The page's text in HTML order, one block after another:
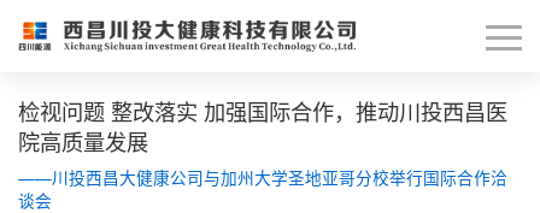
检视问题 整改落实 加强国际合作，推动川投西昌医
院高质量发展
——川投西昌大健康公司与加州大学圣地亚哥分校举行国际合作洽
谈会